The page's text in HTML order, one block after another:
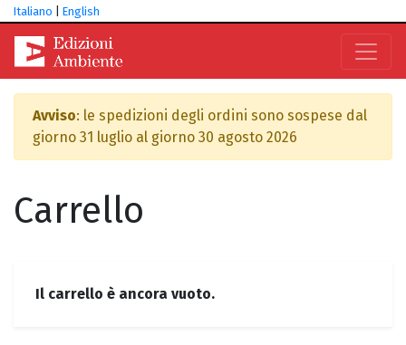
Italiano English
Avviso: le spedizioni degli ordini sono sospese dal
giorno 31 luglio al giorno 30 agosto 2026
Carrello
Il carrello è ancora vuoto.